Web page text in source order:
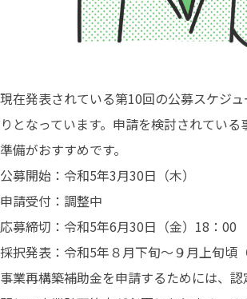
現在発表されている第10回の公募スケジ
りとなっています。申請を検討されてい
準備がおすすめです。
公募開始：令和5年3月30日（木）
申請受付：調整中
応募締切：令和5年6月30日（金）18：00
採択発表：令和5年８月下旬～９月上旬頃（
事業再構築補助金を申請するためには、